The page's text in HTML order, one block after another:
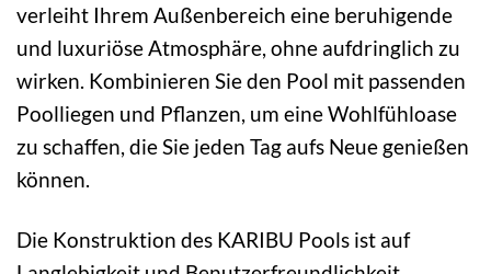
verleiht Ihrem Außenbereich eine beruhigende
und luxuriöse Atmosphäre, ohne aufdringlich zu
wirken. Kombinieren Sie den Pool mit passenden
Poolliegen und Pflanzen, um eine Wohlfühloase
zu schaffen, die Sie jeden Tag aufs Neue genießen
können.
Die Konstruktion des KARIBU Pools ist auf